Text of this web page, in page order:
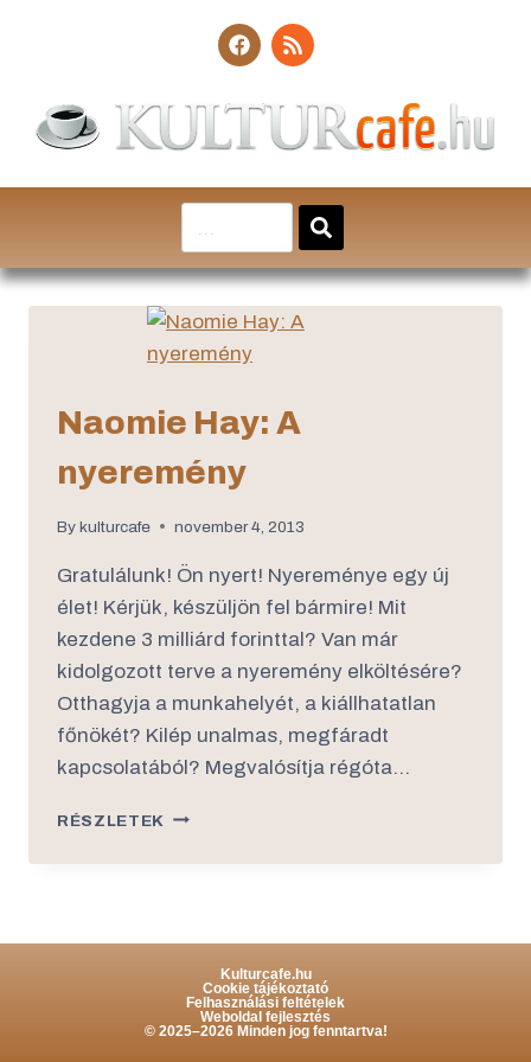
Naomie Hay: A
nyeremény
By kulturcafe november 4, 2013
Gratulálunk! Ön nyert! Nyereménye egy új
élet! Kérjük, készüljön fel bármire! Mit
kezdene 3 milliárd forinttal? Van már
kidolgozott terve a nyeremény elköltésére?
Otthagyja a munkahelyét, a kiállhatatlan
főnökét? Kilép unalmas, megfáradt
kapcsolatából? Megvalósítja régóta…
RÉSZLETEK
Kulturcafe.hu
Cookie tájékoztató
Felhasználási feltételek
Weboldal fejlesztés
© 2025–2026 Minden jog fenntartva!